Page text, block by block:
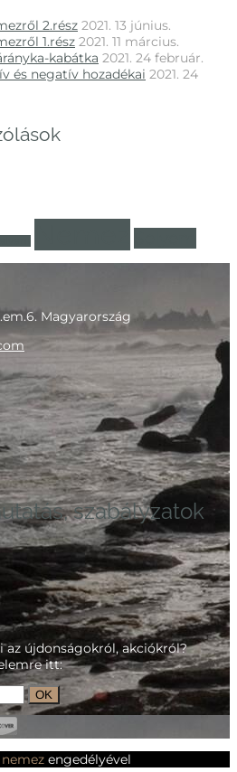
2.rész 2021. 13 június.
1.rész 2021. 11 március.
kabátka 2021. 24 február.
és negatív hozadékai 2021. 24
Magyarország
szabályzatok
az újdonságokról, akciókról?
itt:
engedélyével